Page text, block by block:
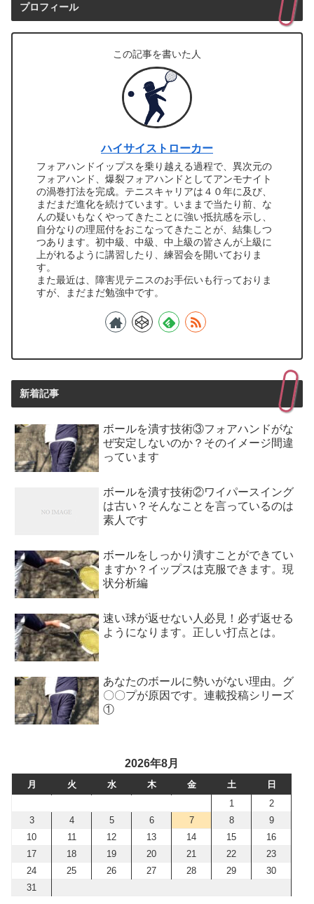
プロフィール
この記事を書いた人
ハイサイストローカー
フォアハンドイップスを乗り越える過程で、異次元の
フォアハンド、爆裂フォアハンドとしてアンモナイト
の渦巻打法を完成。テニスキャリアは４０年に及び、
まだまだ進化を続けています。いままで当たり前、な
んの疑いもなくやってきたことに強い抵抗感を示し、
自分なりの理屈付をおこなってきたことが、結集しつ
つあります。初中級、中級、中上級の皆さんが上級に
上がれるように講習したり、練習会を開いておりま
す。
また最近は、障害児テニスのお手伝いも行っておりま
すが、まだまだ勉強中です。
新着記事
ボールを潰す技術③フォアハンドがな
ぜ安定しないのか？そのイメージ間違
っています
ボールを潰す技術②ワイパースイング
は古い？そんなことを言っているのは
素人です
ボールをしっかり潰すことができてい
ますか？イップスは克服できます。現
状分析編
速い球が返せない人必見！必ず返せる
ようになります。正しい打点とは。
あなたのボールに勢いがない理由。グ
〇〇プが原因です。連載投稿シリーズ
①
2026年8月
月 火 水 木 金 土
日
1
2
3
4 5 6 7 8
9
10
11 12 13 14 15
16
17
18 19 20 21 22
23
24
25 26 27 28 29
30
31